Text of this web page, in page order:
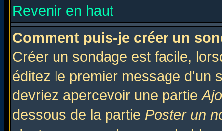
Revenir en haut
Comment puis-je créer un
Créer un sondage est facile,
éditez le premier message d'un
devriez apercevoir une partie
dessous de la partie Poster un